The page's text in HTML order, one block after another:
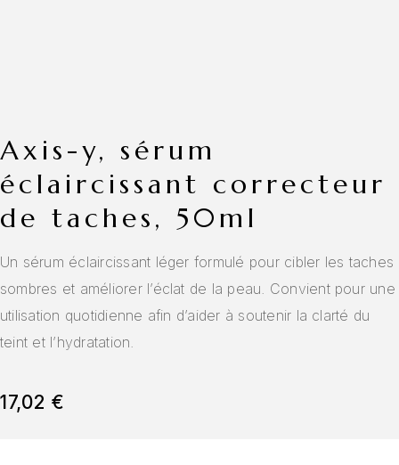
axis-y, sérum
éclaircissant correcteur
de taches, 50ml
Un sérum éclaircissant léger formulé pour cibler les taches
sombres et améliorer l’éclat de la peau. Convient pour une
utilisation quotidienne afin d’aider à soutenir la clarté du
teint et l’hydratation.
17,02 €